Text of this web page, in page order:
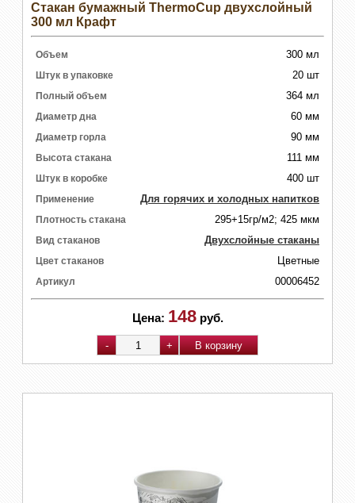
Стакан бумажный ThermoCup двухслойный
300 мл Крафт
Объем 300 мл
Штук в упаковке 20 шт
Полный объем 364 мл
Диаметр дна 60 мм
Диаметр горла 90 мм
Высота стакана 111 мм
Штук в коробке 400 шт
Применение Для горячих и холодных напитков
Плотность стакана 295+15гр/м2; 425 мкм
Вид стаканов Двухслойные стаканы
Цвет стаканов Цветные
Артикул 00006452
Цена: 148 руб.